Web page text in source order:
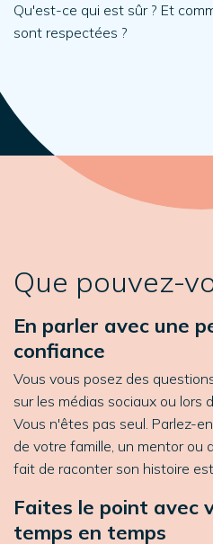
Qu'est-ce qui est sûr ? Et
sont respectées ?
Que pouvez-
En parler avec une
confiance
Vous vous posez des
sur les médias sociaux ou lors
Vous n'êtes pas seul. Parlez-
de votre famille, un mentor ou
fait de raconter son histoire
Faites le point avec
temps en temps